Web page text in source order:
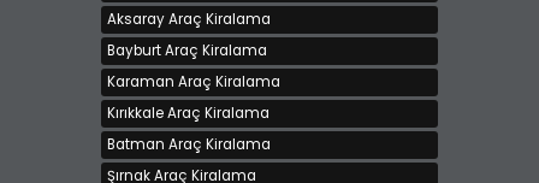
Aksaray Araç Kiralama
Bayburt Araç Kiralama
Karaman Araç Kiralama
Kırıkkale Araç Kiralama
Batman Araç Kiralama
Şırnak Araç Kiralama